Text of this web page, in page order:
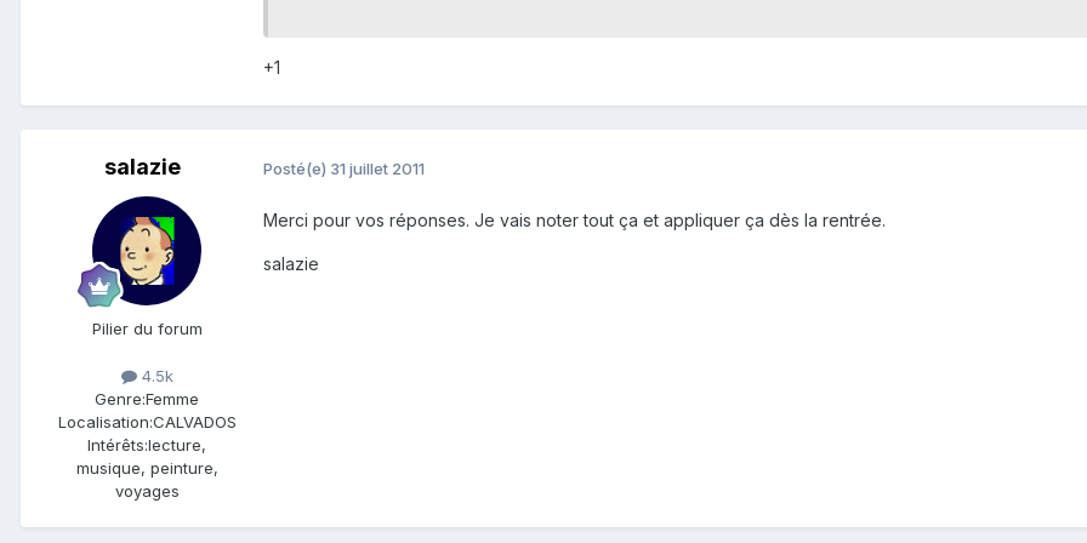
+1
salazie
Pilier du forum
4.5k
Genre:Femme
Localisation:CALVADOS
Intérêts:lecture,
musique, peinture,
voyages
Posté(e) 31 juillet 2011
Merci pour vos réponses. Je vais noter tout ça et appliquer ça dès la rentrée.
salazie